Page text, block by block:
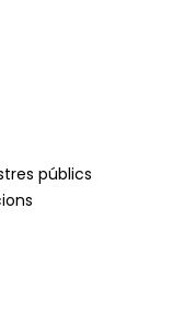
públics